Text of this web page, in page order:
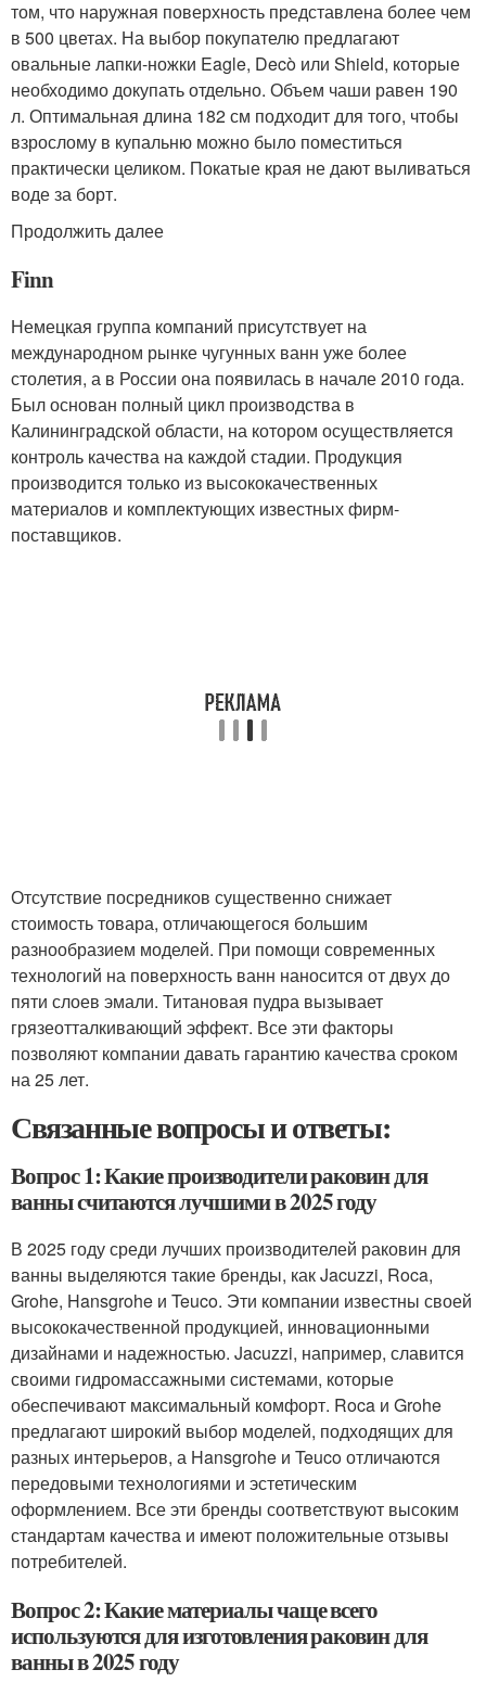
том, что наружная поверхность представлена более чем
в 500 цветах. На выбор покупателю предлагают
овальные лапки-ножки Eagle, Decò или Shield, которые
необходимо докупать отдельно. Объем чаши равен 190
л. Оптимальная длина 182 см подходит для того, чтобы
взрослому в купальню можно было поместиться
практически целиком. Покатые края не дают выливаться
воде за борт.
Продолжить далее
Finn
Немецкая группа компаний присутствует на
международном рынке чугунных ванн уже более
столетия, а в России она появилась в начале 2010 года.
Был основан полный цикл производства в
Калининградской области, на котором осуществляется
контроль качества на каждой стадии. Продукция
производится только из высококачественных
материалов и комплектующих известных фирм-
поставщиков.
Отсутствие посредников существенно снижает
стоимость товара, отличающегося большим
разнообразием моделей. При помощи современных
технологий на поверхность ванн наносится от двух до
пяти слоев эмали. Титановая пудра вызывает
грязеотталкивающий эффект. Все эти факторы
позволяют компании давать гарантию качества сроком
на 25 лет.
Связанные вопросы и ответы:
Вопрос 1: Какие производители раковин для
ванны считаются лучшими в 2025 году
В 2025 году среди лучших производителей раковин для
ванны выделяются такие бренды, как Jacuzzi, Roca,
Grohe, Hansgrohe и Teuco. Эти компании известны своей
высококачественной продукцией, инновационными
дизайнами и надежностью. Jacuzzi, например, славится
своими гидромассажными системами, которые
обеспечивают максимальный комфорт. Roca и Grohe
предлагают широкий выбор моделей, подходящих для
разных интерьеров, а Hansgrohe и Teuco отличаются
передовыми технологиями и эстетическим
оформлением. Все эти бренды соответствуют высоким
стандартам качества и имеют положительные отзывы
потребителей.
Вопрос 2: Какие материалы чаще всего
используются для изготовления раковин для
ванны в 2025 году